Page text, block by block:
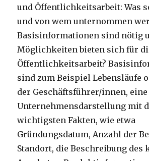
und Öffentlichkeitsarbeit: Was
und von wem unternommen
Basisinformationen sind nötig
Möglichkeiten bieten sich für
Öffentlichkeitsarbeit?
sind zum Beispiel Lebensläufe
der Geschäftsführer/innen, eine
Unternehmensdarstellung mit
wichtigsten Fakten, wie etwa
Gründungsdatum, Anzahl der
Standort, die Beschreibung des